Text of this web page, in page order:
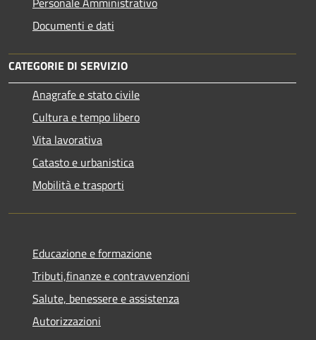
Documenti e dati
CATEGORIE DI SERVIZIO
Anagrafe e stato civile
Cultura e tempo libero
Vita lavorativa
Catasto e urbanistica
Mobilità e trasporti
Educazione e formazione
Tributi,finanze e contravvenzioni
Salute, benessere e assistenza
Autorizzazioni